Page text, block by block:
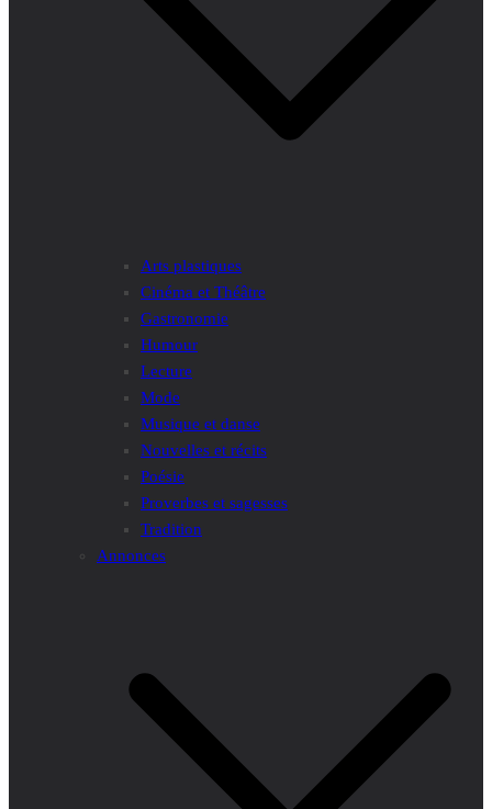
Arts plastiques
Cinéma et Théâtre
Gastronomie
Humour
Lecture
Mode
Musique et danse
Nouvelles et récits
Poésie
Proverbes et sagesses
Tradition
Annonces